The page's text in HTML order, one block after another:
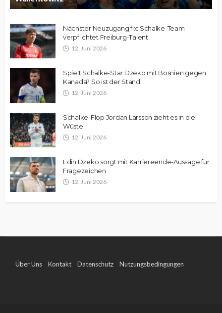
Nächster Neuzugang fix: Schalke-Team
verpflichtet Freiburg-Talent
12. Juni 2026
Spielt Schalke-Star Dzeko mit Bosnien gegen
Kanada? So ist der Stand
12. Juni 2026
Schalke-Flop Jordan Larsson zieht es in die
Wüste
12. Juni 2026
Edin Dzeko sorgt mit Karriereende-Aussage für
Fragezeichen
12. Juni 2026
Über Uns Kontakt Datenschutz Nutzungsbedingungen